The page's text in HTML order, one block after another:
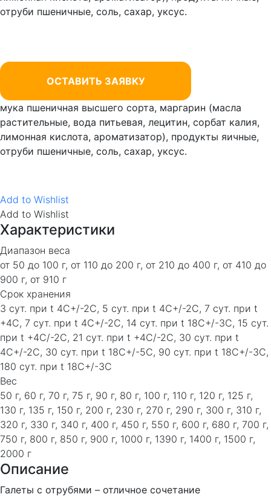
отруби пшеничные, соль, сахар, уксус.
ОСТАВИТЬ ЗАЯВКУ
мука пшеничная высшего сорта, маргарин (масла
растительные, вода питьевая, лецитин, сорбат калия,
лимонная кислота, ароматизатор), продукты яичные,
отруби пшеничные, соль, сахар, уксус.
Add to Wishlist
Add to Wishlist
Характеристики
Диапазон веса
от 50 до 100 г, от 110 до 200 г, от 210 до 400 г, от 410 до
900 г, от 910 г
Срок хранения
3 сут. при t 4C+/-2C, 5 сут. при t 4C+/-2C, 7 сут. при t
+4C, 7 сут. при t 4C+/-2C, 14 сут. при t 18C+/-3C, 15 сут.
при t +4C/-2C, 21 сут. при t +4C/-2C, 30 сут. при t
4C+/-2C, 30 сут. при t 18C+/-5C, 90 сут. при t 18C+/-3C,
180 сут. при t 18C+/-3C
Вес
50 г, 60 г, 70 г, 75 г, 90 г, 80 г, 100 г, 110 г, 120 г, 125 г,
130 г, 135 г, 150 г, 200 г, 230 г, 270 г, 290 г, 300 г, 310 г,
320 г, 330 г, 340 г, 400 г, 450 г, 550 г, 600 г, 680 г, 700 г,
750 г, 800 г, 850 г, 900 г, 1000 г, 1390 г, 1400 г, 1500 г,
2000 г
Описание
Галеты с отрубями – отличное сочетание